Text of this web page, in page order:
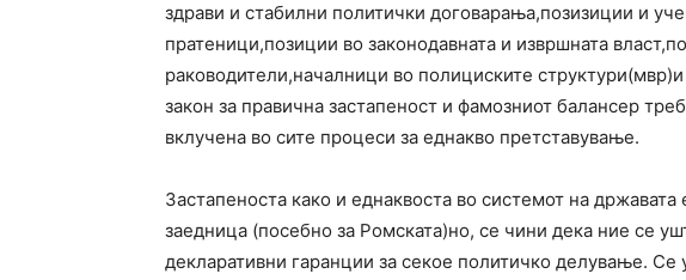
здрави и стабилни политички договарања,позизиции и
пратеници,позиции во законодавната и извршната
раководители,началници во полициските
закон за правична застапеност и фамозниот балансер
вклучена во сите процеси за еднакво претставување.
Застапеноста како и еднаквоста во системот на
заедница (посебно за Ромската)но, се чини дека ние се
декларативни гаранции за секое политичко делување.